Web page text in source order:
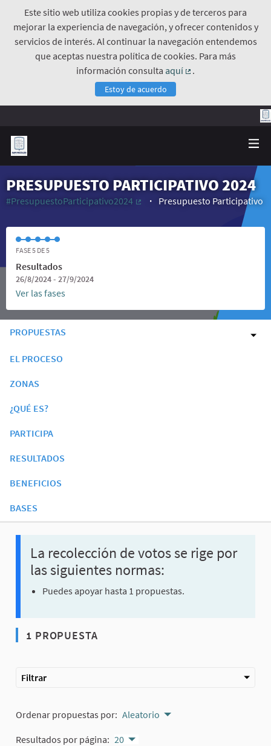
Este sitio web utiliza cookies propias y de terceros para
mejorar la experiencia de navegación, y ofrecer contenidos y
servicios de interés. Al continuar la navegación entendemos
que aceptas nuestra política de cookies. Para más
información consulta aquí
.
Estoy de acuerdo
PRESUPUESTO PARTICIPATIVO 2024
#PresupuestoParticipativo2024
Presupuesto Participativo
FASE 5 DE 5
Resultados
26/8/2024 - 27/9/2024
Ver las fases
PROPUESTAS
EL PROCESO
ZONAS
¿QUÉ ES?
PARTICIPA
RESULTADOS
BENEFICIOS
BASES
La recolección de votos se rige por
las siguientes normas:
Puedes apoyar hasta 1 propuestas.
1 PROPUESTA
Filtrar
Ordenar propuestas por: Aleatorio
Resultados por página: 20